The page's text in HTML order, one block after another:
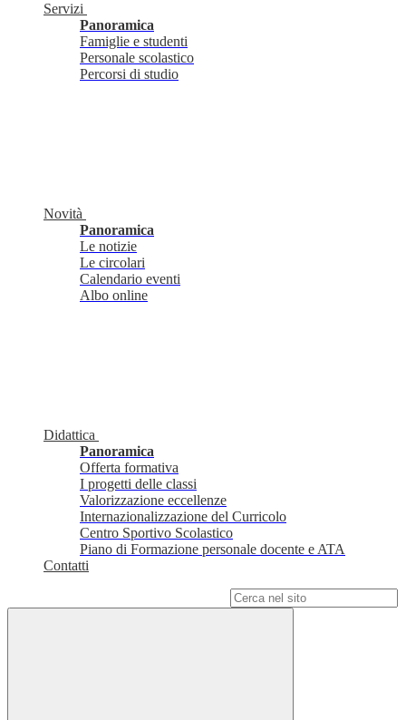
Servizi
Panoramica
Famiglie e studenti
Personale scolastico
Percorsi di studio
Novità
Panoramica
Le notizie
Le circolari
Calendario eventi
Albo online
Didattica
Panoramica
Offerta formativa
I progetti delle classi
Valorizzazione eccellenze
Internazionalizzazione del Curricolo
Centro Sportivo Scolastico
Piano di Formazione personale docente e ATA
Contatti